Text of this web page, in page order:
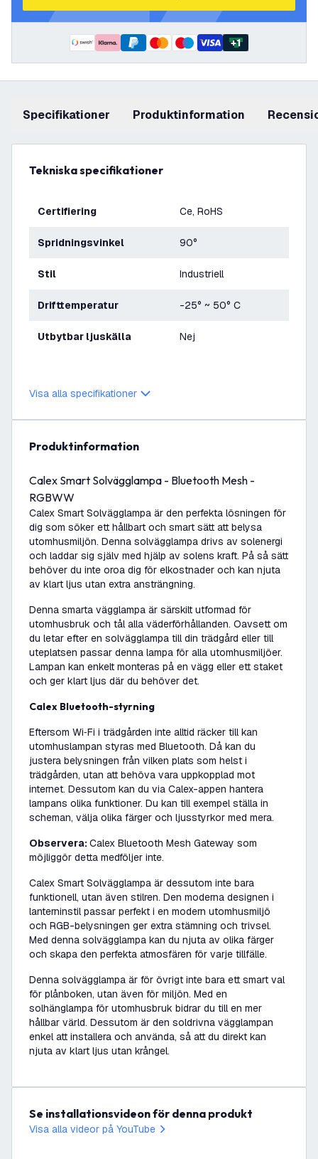
+1
Specifikationer produktinformation
Tekniska specifikationer
Certifiering Ce, RoHS
Spridningsvinkel 90°
Stil Industriell
Drifttemperatur -25° ~ 50° C
Utbytbar ljuskälla Nej
Visa alla specifikationer
produktinformation
Calex Smart Solvägglampa - Bluetooth Mesh -
RGBWW
Calex Smart Solvägglampa är den perfekta lösningen för
dig som söker ett hållbart och smart sätt att belysa
utomhusmiljön. Denna solvägglampa drivs av solenergi
och laddar sig själv med hjälp av solens kraft. På så sätt
behöver du inte oroa dig för elkostnader och kan njuta
av klart ljus utan extra ansträngning.
Denna smarta vägglampa är särskilt utformad för
utomhusbruk och tål alla väderförhållanden. Oavsett om
du letar efter en solvägglampa till din trädgård eller till
uteplatsen passar denna lampa för alla utomhusmiljöer.
Lampan kan enkelt monteras på en vägg eller ett staket
och ger klart ljus där du behöver det.
Calex Bluetooth-styrning
Eftersom Wi‑Fi i trädgården inte alltid räcker till kan
utomhuslampan styras med Bluetooth. Då kan du
justera belysningen från vilken plats som helst i
trädgården, utan att behöva vara uppkopplad mot
internet. Dessutom kan du via Calex-appen hantera
lampans olika funktioner. Du kan till exempel ställa in
scheman, välja olika färger och ljusstyrkor med mera.
Observera:Calex Bluetooth Mesh Gateway som
möjliggör detta medföljer inte.
Calex Smart Solvägglampa är dessutom inte bara
funktionell, utan även stilren. Den moderna designen i
lanterninstil passar perfekt i en modern utomhusmiljö
och RGB-belysningen ger extra stämning och trivsel.
Med denna solvägglampa kan du njuta av olika färger
och skapa den perfekta atmosfären för varje tillfälle.
Denna solvägglampa är för övrigt inte bara ett smart val
för plånboken, utan även för miljön. Med en
solhänglampa för utomhusbruk bidrar du till en mer
hållbar värld. Dessutom är den soldrivna vägglampan
enkel att installera och använda, så att du direkt kan
njuta av klart ljus utan krångel.
Se installationsvideon för denna produkt
Visa alla videor på YouTube